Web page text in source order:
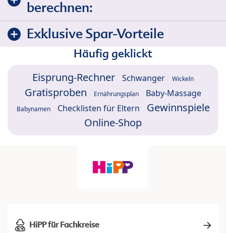
berechnen:
Exklusive Spar-Vorteile
Häufig geklickt
Eisprung-Rechner Schwanger Wickeln
Gratisproben Ernährungsplan Baby-Massage
Babynamen Checklisten für Eltern
Gewinnspiele
Online-Shop
HiPP für Fachkreise